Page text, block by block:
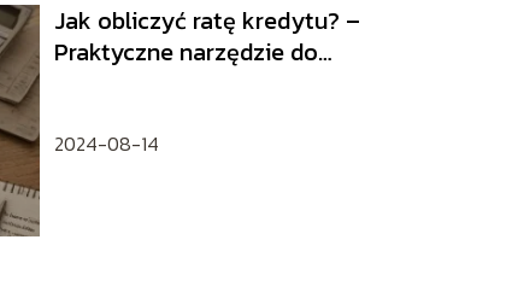
Jak obliczyć ratę kredytu? –
Praktyczne narzędzie do
2024-08-14